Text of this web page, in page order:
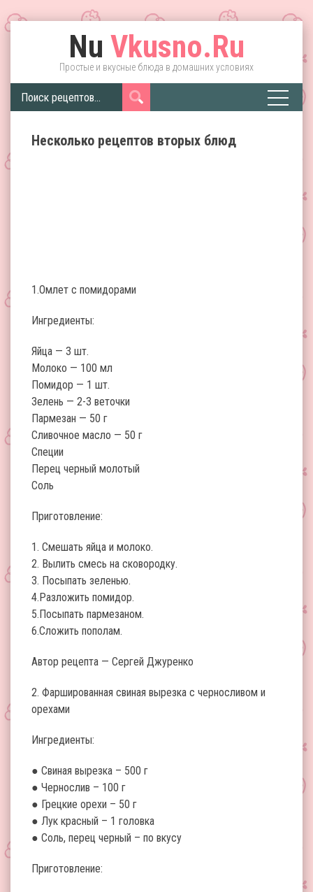
Nu Vkusno.Ru
Простые и вкусные блюда в домашних условиях
Несколько рецептов вторых блюд
1.Омлет с помидорами
Ингредиенты:
Яйца — 3 шт.
Молоко — 100 мл
Помидор — 1 шт.
Зелень — 2-3 веточки
Пармезан — 50 г
Сливочное масло — 50 г
Специи
Перец черный молотый
Соль
Приготовление:
1. Смешать яйца и молоко.
2. Вылить смесь на сковородку.
3. Посыпать зеленью.
4.Разложить помидор.
5.Посыпать пармезаном.
6.Сложить пополам.
Автор рецепта — Сергей Джуренко
2. Фаршированная свиная вырезка с черносливом и
орехами
Ингредиенты:
● Свиная вырезка – 500 г
● Чернослив – 100 г
● Грецкие орехи – 50 г
● Лук красный – 1 головка
● Соль, перец черный – по вкусу
Приготовление: